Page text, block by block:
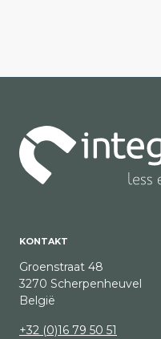
KONTAKT
Groenstraat 48
3270 Scherpenheuvel
België
+32 (0)16 79 50 51